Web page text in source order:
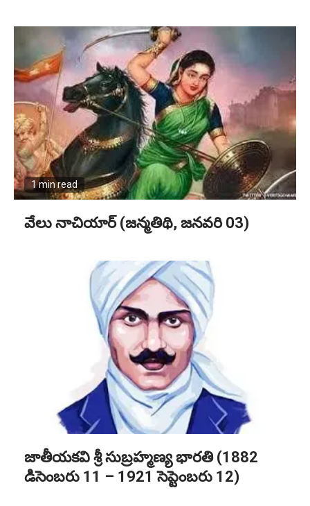
1 min read
వేలు నాచియార్ (జన్మతిథి, జనవరి 03)
జాతీయకవి శ్రీ సుబ్రహ్మణ్య భారతి (1882
డిసెంబరు 11 – 1921 సెప్టెంబరు 12)